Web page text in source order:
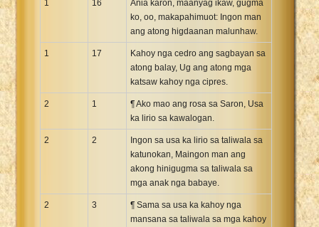
1 16
Ania karon, maanyag ikaw, gugma
ko, oo, makapahimuot: Ingon man
ang atong higdaanan malunhaw.
1 17
Kahoy nga cedro ang sagbayan sa
atong balay, Ug ang atong mga
katsaw kahoy nga cipres.
2 1
¶ Ako mao ang rosa sa Saron, Usa
ka lirio sa kawalogan.
2 2
Ingon sa usa ka lirio sa taliwala sa
katunokan, Maingon man ang
akong hinigugma sa taliwala sa
mga anak nga babaye.
2 3
¶ Sama sa usa ka kahoy nga
mansana sa taliwala sa mga kahoy